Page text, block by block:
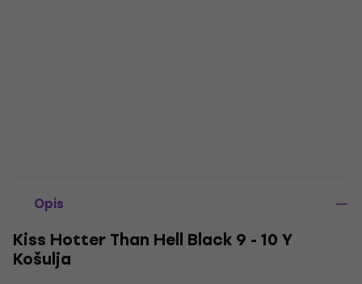
Opis
Kiss Hotter Than Hell Black 9 - 10 Y
Košulja